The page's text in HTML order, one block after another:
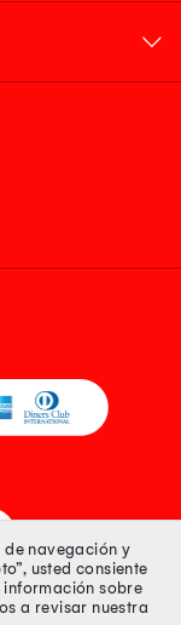
de navegación y
usted consiente
información sobre
a revisar nuestra